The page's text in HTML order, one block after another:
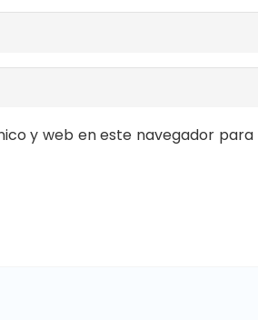
y web en este navegador para